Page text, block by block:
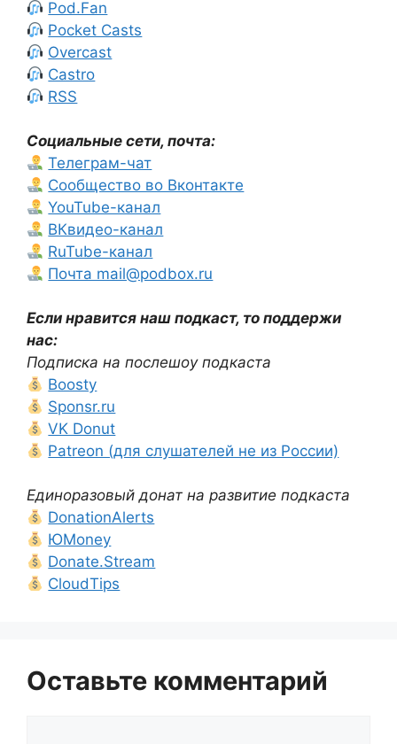
Pod.Fan
Pocket Casts
Overcast
Castro
RSS
Социальные сети, почта:
Телеграм-чат
Сообщество во Вконтакте
YouTube-канал
ВКвидео-канал
RuTube-канал
Почта mail@podbox.ru
Если нравится наш подкаст, то поддержи
нас:
Подписка на послешоу подкаста
Boosty
Sponsr.ru
VK Donut
Patreon (для слушателей не из России)
Единоразовый донат на развитие подкаста
DonationAlerts
ЮMoney
Donate.Stream
CloudTips
Оставьте комментарий